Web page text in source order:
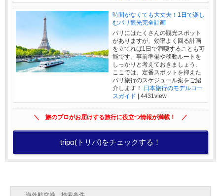
時間がなくても大丈夫！1日で楽し
むパリ観光完全計画
パリにはたくさんの観光スポット
がありますが、効率よく回る計画
を立てれば1日で満喫することも可
能です。事前準備や移動ルートを
しっかりと考えておきましょう。
ここでは、定番スポットを抑えた
パリ旅行のスケジュール案をご紹
介します！
日本旅行のモデルコー
スガイド | 4431view
＼ 旅のプロがお届けする旅行に役立つ情報が満載！ ／
tripα(トリパ)をチェックする！